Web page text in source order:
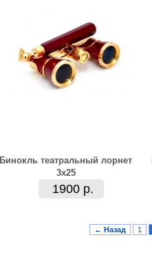
Бинокль театральный лорнет
3x25
1900 р.
← Назад 1